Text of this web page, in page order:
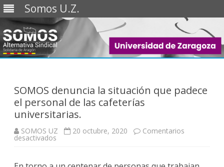
Somos U.Z.
Saltar
SOMOS denuncia la situación que padece
el personal de las cafeterías
universitarias.
SOMOS UZ 20 octubre, 2020 Comentarios
desactivados
situación